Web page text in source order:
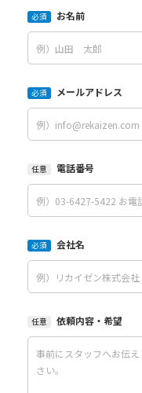
必須 お名前
必須 メールアドレス
任意 電話番号
必須 会社名
任意 依頼内容・希望